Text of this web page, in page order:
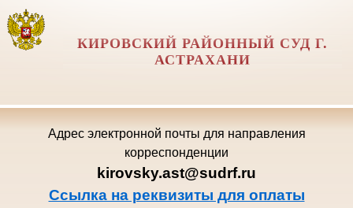
КИРОВСКИЙ РАЙОННЫЙ СУД Г.
АСТРАХАНИ
Адрес электронной почты для направления
корреспонденции
kirovsky.ast@sudrf.ru
Ссылка на реквизиты для оплаты